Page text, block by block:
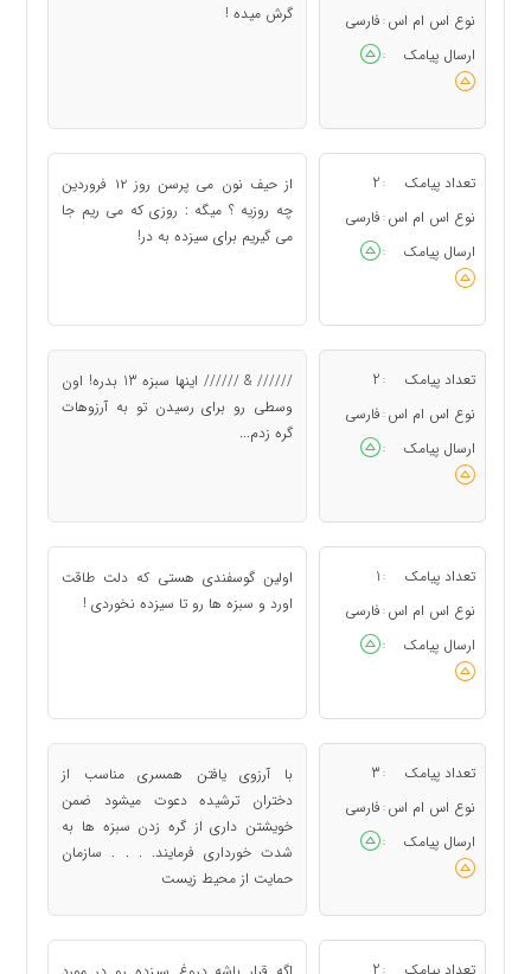
نوع اس ام اس : فارسی
ارسال پیامک
:
گرش میده !
تعداد پیامک :
2
نوع اس ام اس : فارسی
ارسال پیامک
:
از حیف نون می پرسن روز ۱۲ فروردین
چه روزیه ؟ میگه : روزی که می ریم جا
می گیریم برای سیزده به در!
تعداد پیامک :
2
نوع اس ام اس : فارسی
ارسال پیامک
:
////// & ////// اينها سبزه 13 بدره! اون
وسطی رو برای رسيدن تو به آرزوهات
گره زدم...
تعداد پیامک :
1
نوع اس ام اس : فارسی
ارسال پیامک
:
اولین گوسفندی هستی که دلت طاقت
اورد و سبزه ها رو تا سیزده نخوردی !
تعداد پیامک :
3
نوع اس ام اس : فارسی
ارسال پیامک
:
با آرزوی یافتن همسری مناسب از
دختران ترشیده دعوت میشود ضمن
خویشتن داری از گره زدن سبزه ها به
شدت خورداری فرمایند. . . . سازمان
حمایت از محیط زیست
: